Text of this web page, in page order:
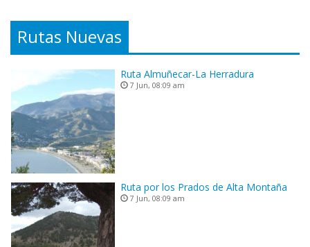
Rutas Nuevas
Ruta Almuñecar-La Herradura
7 Jun, 08:09 am
Ruta por los Prados de Alta Montaña
7 Jun, 08:09 am